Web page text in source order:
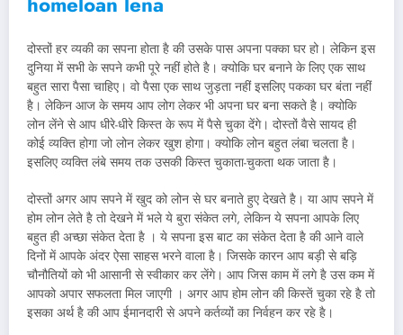
दोस्तों हर व्यकी का सपना होता है की उसके पास अपना पक्का घर हो। लेकिन इस
दुनिया में सभी के सपने कभी पूरे नहीं होते है। क्योकि घर बनाने के लिए एक साथ
बहुत सारा पैसा चाहिए। वो पैसा एक साथ जुड़ता नहीं इसलिए पकका घर बंता नहीं
है। लेकिन आज के समय आप लोग लेकर भी अपना घर बना सकते है। क्योकि
लोन लेंने से आप धीरे-धीरे किस्त के रूप में पैसे चुका देंगे। दोस्तों वैसे सायद ही
कोई व्यक्ति होगा जो लोन लेकर खुश होगा। क्योकि लोन बहुत लंबा चलता है।
इसलिए व्यक्ति लंबे समय तक उसकी किस्त चुकाता-चुकता थक जाता है।
दोस्तों अगर आप सपने में खुद को लोन से घर बनाते हुए देखते है। या आप सपने में
होम लोन लेते है तो देखने में भले ये बुरा संकेत लगे, लेकिन ये सपना आपके लिए
बहुत ही अच्छा संकेत देता है । ये सपना इस बाट का संकेत देता है की आने वाले
दिनों में आपके अंदर ऐसा साहस भरने वाला है। जिसके कारन आप बड़ी से बड़ि
चौनौतियों को भी आसानी से स्वीकार कर लेंगे। आप जिस काम में लगे है उस कम में
आपको अपार सफलता मिल जाएगी । अगर आप होम लोन की किस्तें चुका रहे है तो
इसका अर्थ है की आप ईमानदारी से अपने कर्तव्यों का निर्वहन कर रहे है।